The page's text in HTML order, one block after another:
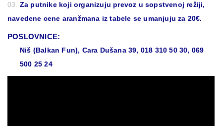
Za putnike koji organizuju prevoz u sopstvenoj režiji,
navedene cene aranžmana iz tabele se umanjuju za 20€.
POSLOVNICE:
Niš (Balkan Fun), Cara Dušana 39, 018 310 50 30, 069
500 25 24